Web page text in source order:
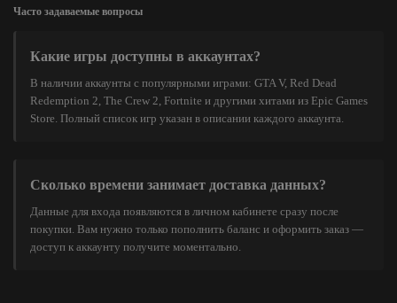
Часто задаваемые вопросы
Какие игры доступны в аккаунтах?
В наличии аккаунты с популярными играми: GTA V, Red Dead
Redemption 2, The Crew 2, Fortnite и другими хитами из Epic Games
Store. Полный список игр указан в описании каждого аккаунта.
Сколько времени занимает доставка данных?
Данные для входа появляются в личном кабинете сразу после
покупки. Вам нужно только пополнить баланс и оформить заказ —
доступ к аккаунту получите моментально.